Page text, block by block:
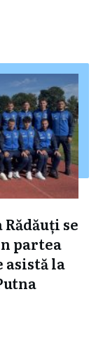
se
partea
la